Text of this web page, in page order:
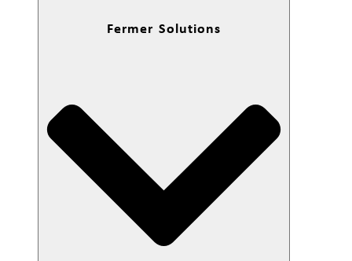
Fermer Solutions